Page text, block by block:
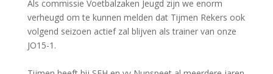
Als commissie Voetbalzaken Jeugd zijn we enorm
verheugd om te kunnen melden dat Tijmen Rekers ook
volgend seizoen actief zal blijven als trainer van onze
JO15-1.